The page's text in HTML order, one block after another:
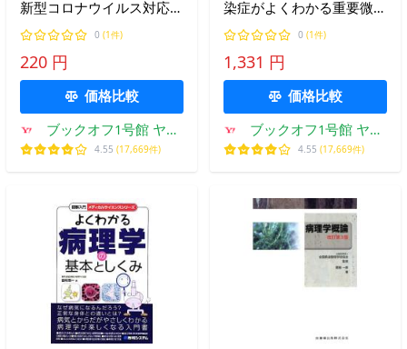
新型コロナウイルス対応改
訂版 感染症を封じ込める
ための10のケーススタデ
ィ DOJIN
0 (1件)
220 円
価格比較
ブックオフ1号館 ヤフ
ーショッピング店
4.55 (17,669件)
染症がよくわかる重要微生
物ガイド 知りたい！サイ
エンスiLLUSTRATED003/北
里英郎
0 (1件)
1,331 円
価格比較
ブックオフ1号館 ヤフ
ーショッピング店
4.55 (17,669件)